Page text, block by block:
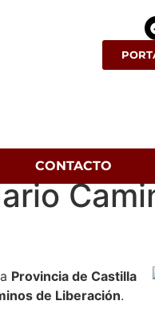
CONTACTO
Provincia de Castilla
de Liberación.